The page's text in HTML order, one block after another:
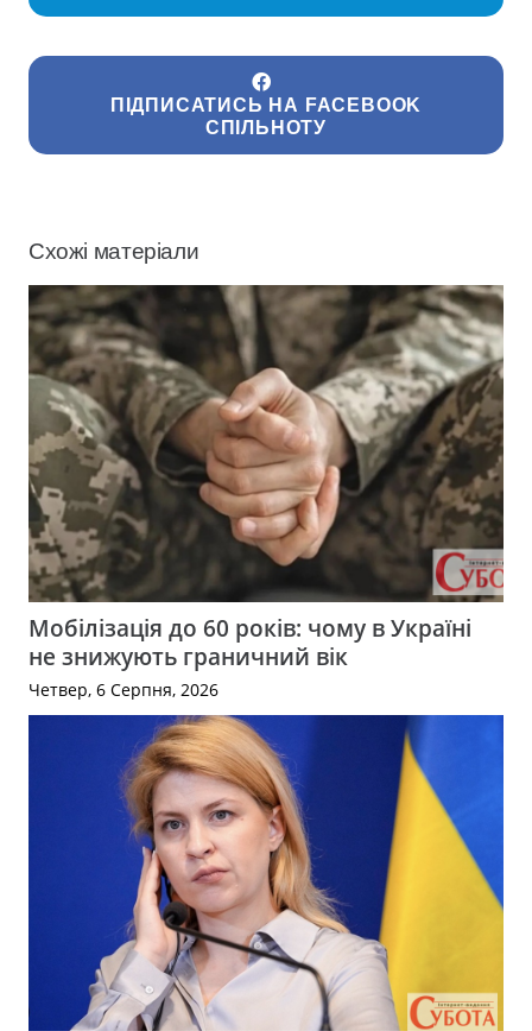
ПІДПИСАТИСЬ НА FACEBOOK
СПІЛЬНОТУ
Схожі матеріали
Мобілізація до 60 років: чому в Україні
не знижують граничний вік
Четвер, 6 Серпня, 2026